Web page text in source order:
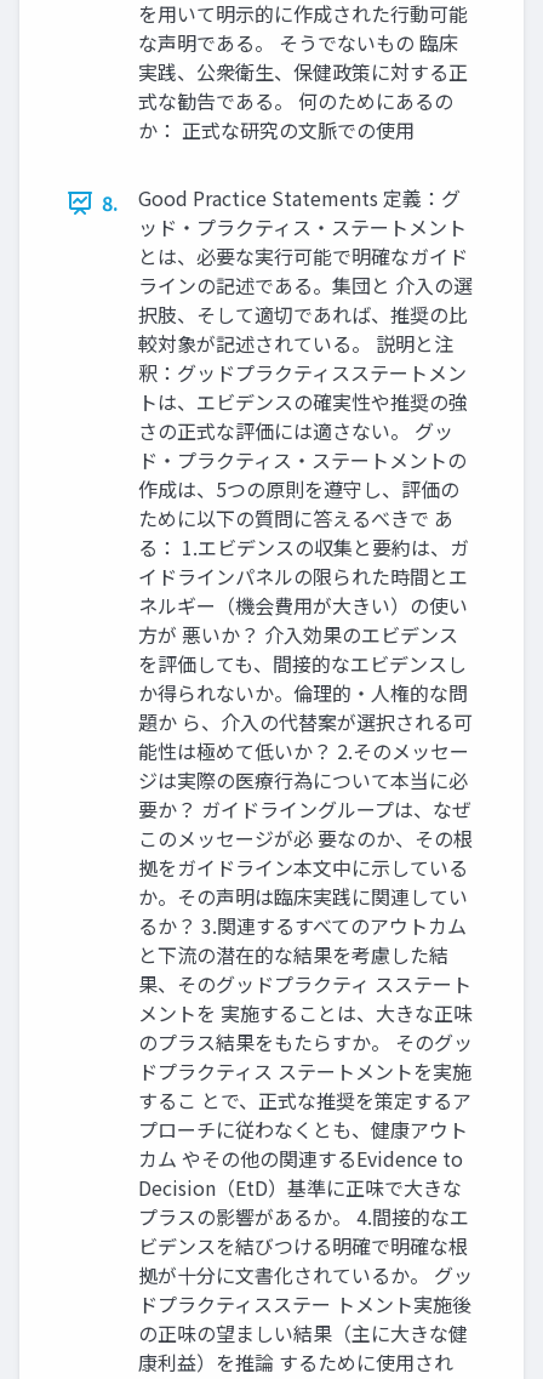
を用いて明示的に作成された行動可能
な声明である。 そうでないもの 臨床
実践、公衆衛生、保健政策に対する正
式な勧告である。 何のためにあるの
か： 正式な研究の文脈での使用
8.
Good Practice Statements 定義：グ
ッド・プラクティス・ステートメント
とは、必要な実行可能で明確なガイド
ラインの記述である。集団と 介入の選
択肢、そして適切であれば、推奨の比
較対象が記述されている。 説明と注
釈：グッドプラクティスステートメン
トは、エビデンスの確実性や推奨の強
さの正式な評価には適さない。 グッ
ド・プラクティス・ステートメントの
作成は、5つの原則を遵守し、評価の
ために以下の質問に答えるべきで あ
る： 1.エビデンスの収集と要約は、ガ
イドラインパネルの限られた時間とエ
ネルギー（機会費用が大きい）の使い
方が 悪いか？ 介入効果のエビデンス
を評価しても、間接的なエビデンスし
か得られないか。倫理的・人権的な問
題か ら、介入の代替案が選択される可
能性は極めて低いか？ 2.そのメッセー
ジは実際の医療行為について本当に必
要か？ ガイドライングループは、なぜ
このメッセージが必 要なのか、その根
拠をガイドライン本文中に示している
か。その声明は臨床実践に関連してい
るか？ 3.関連するすべてのアウトカム
と下流の潜在的な結果を考慮した結
果、そのグッドプラクティ スステート
メントを 実施することは、大きな正味
のプラス結果をもたらすか。 そのグッ
ドプラクティス ステートメントを実施
するこ とで、正式な推奨を策定するア
プローチに従わなくとも、健康アウト
カム やその他の関連するEvidence to
Decision（EtD）基準に正味で大きな
プラスの影響があるか。 4.間接的なエ
ビデンスを結びつける明確で明確な根
拠が十分に文書化されているか。 グッ
ドプラクティスステー トメント実施後
の正味の望ましい結果（主に大きな健
康利益）を推論 するために使用され